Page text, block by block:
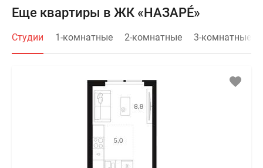
Еще квартиры в ЖК «НАЗАРÉ»
Студии 1-комнатные 2-комнатные 3-комнатные